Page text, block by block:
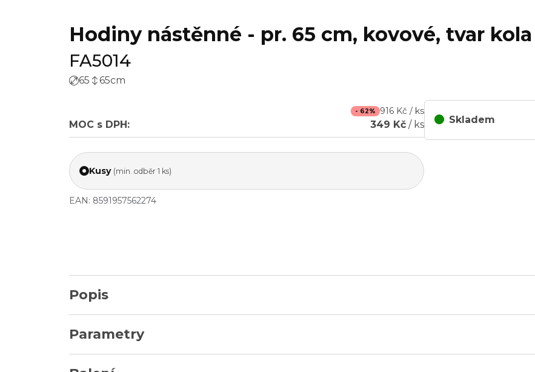
Hodiny nástěnné - pr. 65 cm, kovové, tvar kola
FA5014
65 65cm
- 62% 916 Kč / ks
MOC s DPH: 349 Kč / ks
Kusy (min. odběr 1 ks)
EAN: 8591957562274
Skladem
Popis
Parametry